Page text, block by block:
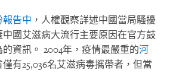
報告中 ，人權觀察詳述中國當局騷擾
國艾滋病大流行主要原因在官方鼓
資訊。 2004年，疫情最嚴重的河
僅有25,036名艾滋病毒攜帶者，但當